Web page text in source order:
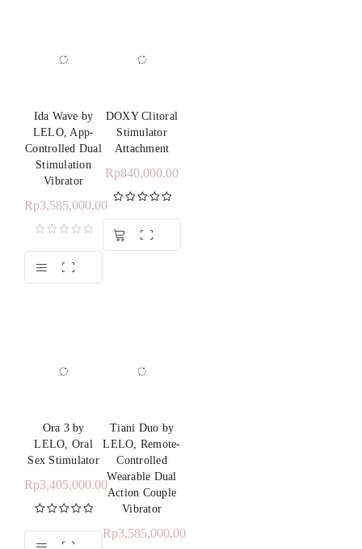
Ida Wave by
LELO, App-
Controlled Dual
Stimulation
Vibrator
Rp3,585,000.00
DOXY Clitoral
Stimulator
Attachment
Rp840,000.00
Dinilai5.00
dari 5
Ora 3 by
LELO, Oral
Sex Stimulator
Rp3,405,000.00
Dinilai5.00
dari 5
Tiani Duo by
LELO, Remote-
Controlled
Wearable Dual
Action Couple
Vibrator
Rp3,585,000.00